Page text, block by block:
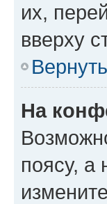
их,
вверху
На
поясу, а